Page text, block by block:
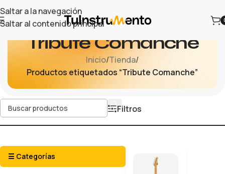
Saltar a la navegación
Saltar al contenido principal
Tribute Comanche
Inicio/Tienda/
Productos etiquetados “Tribute Comanche”
Filtros
☰ Categorías